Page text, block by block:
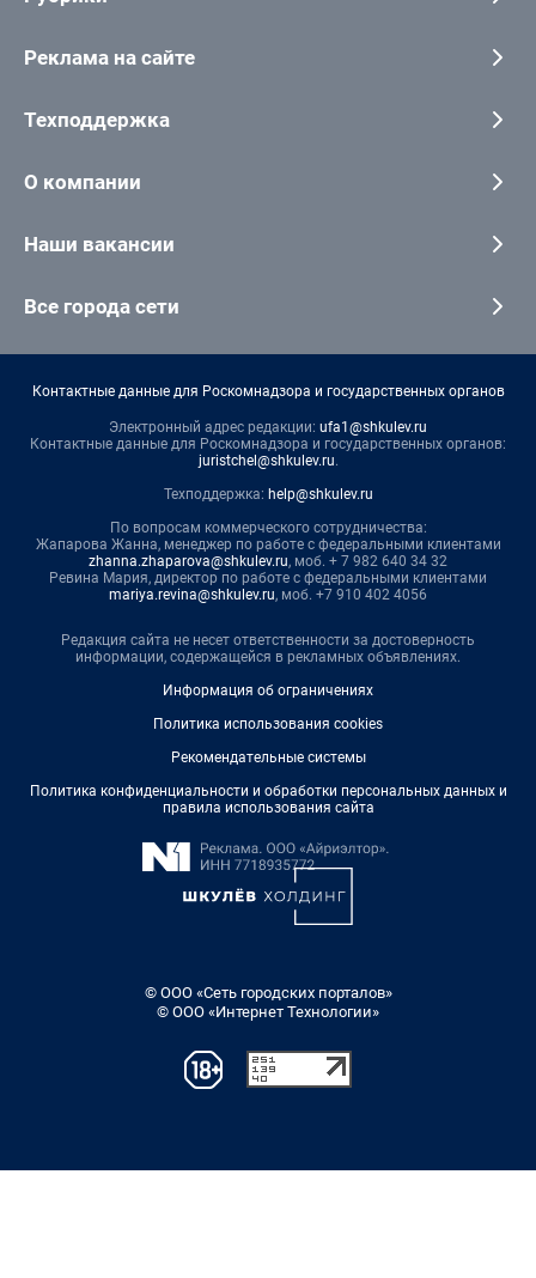
Реклама на сайте
Техподдержка
О компании
Наши вакансии
Все города сети
Контактные данные для Роскомнадзора и государственных органов
Электронный адрес редакции: ufa1@shkulev.ru
Контактные данные для Роскомнадзора и государственных органов:
juristchel@shkulev.ru.
Техподдержка: help@shkulev.ru
По вопросам коммерческого сотрудничества:
Жапарова Жанна, менеджер по работе с федеральными клиентами
zhanna.zhaparova@shkulev.ru, моб. + 7 982 640 34 32
Ревина Мария, директор по работе с федеральными клиентами
mariya.revina@shkulev.ru, моб. +7 910 402 4056
Редакция сайта не несет ответственности за достоверность
информации, содержащейся в рекламных объявлениях.
Информация об ограничениях
Политика использования cookies
Рекомендательные системы
Политика конфиденциальности и обработки персональных данных и
правила использования сайта
© ООО «Сеть городских порталов»
© ООО «Интернет Технологии»